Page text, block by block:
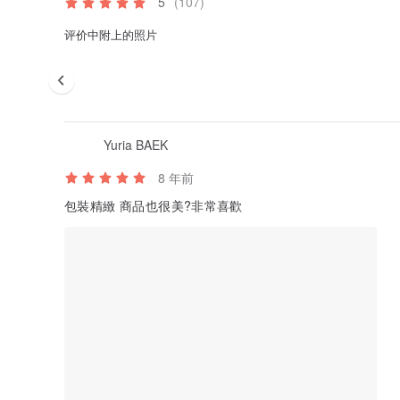
评价中附上的照片
Yuria BAEK
8 年前
包裝精緻 商品也很美?非常喜歡